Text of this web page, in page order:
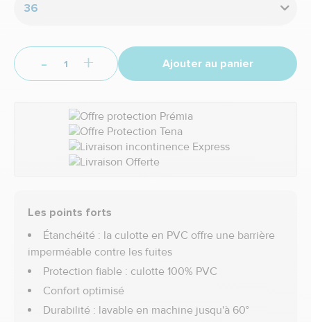
36
- + Ajouter au panier
Les points forts
Étanchéité : la culotte en PVC offre une barrière
imperméable contre les fuites
Protection fiable : culotte 100% PVC
Confort optimisé
Durabilité : lavable en machine jusqu'à 60°